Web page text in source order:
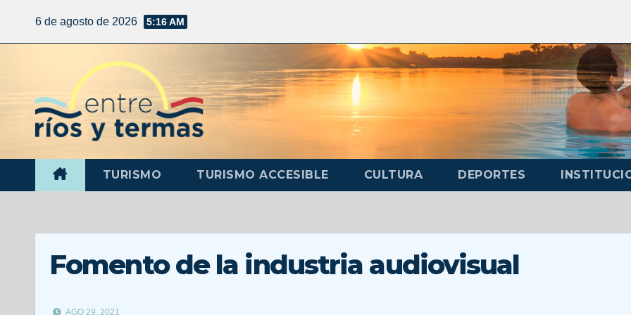
6 de agosto de 2026 5:16 AM
TURISMO TURISMO ACCESIBLE CULTURA DEPORTES
Fomento de la industria audiovisual
AGO 29, 2021